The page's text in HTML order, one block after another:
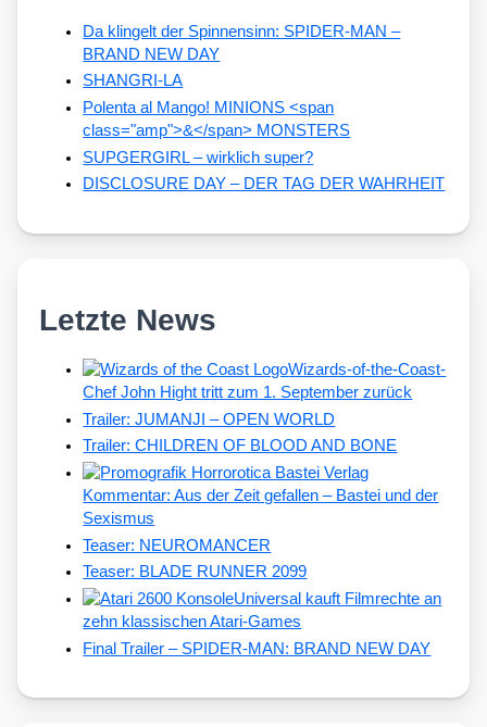
Da klingelt der Spinnensinn: SPIDER-MAN –
BRAND NEW DAY
SHANGRI-LA
Polenta al Mango! MINIONS <span
class="amp">&</span> MONSTERS
SUPGERGIRL – wirklich super?
DISCLOSURE DAY – DER TAG DER WAHRHEIT
Letzte News
Wizards-of-the-Coast-
Chef John Hight tritt zum 1. September zurück
Trailer: JUMANJI – OPEN WORLD
Trailer: CHILDREN OF BLOOD AND BONE
Kommentar: Aus der Zeit gefallen – Bastei und der
Sexismus
Teaser: NEUROMANCER
Teaser: BLADE RUNNER 2099
Universal kauft Filmrechte an
zehn klassischen Atari-Games
Final Trailer – SPIDER-MAN: BRAND NEW DAY